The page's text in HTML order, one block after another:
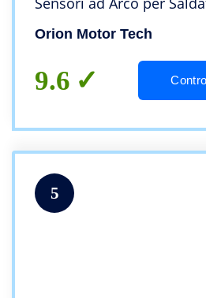
Display a LED Auto-
Orion Motor Tech
9.6
5